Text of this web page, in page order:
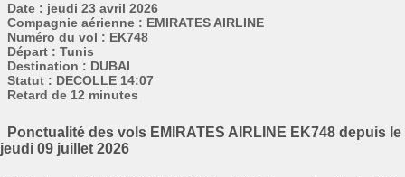
Date : jeudi 23 avril 2026
Compagnie aérienne : EMIRATES AIRLINE
Numéro du vol : EK748
Départ : Tunis
Destination : DUBAI
Statut : DECOLLE 14:07
Retard de 12 minutes
Ponctualité des vols EMIRATES AIRLINE EK748 depuis le
jeudi 09 juillet 2026